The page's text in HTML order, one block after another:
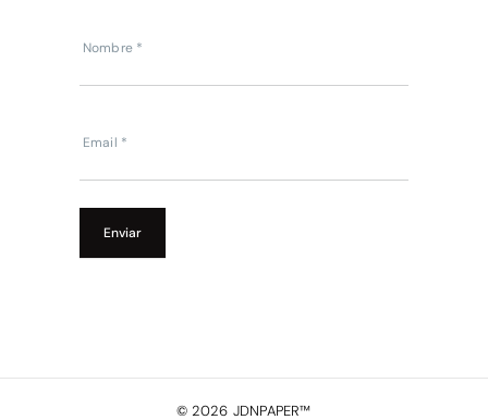
Nombre *
Email *
Enviar
© 2026 JDNPAPER™